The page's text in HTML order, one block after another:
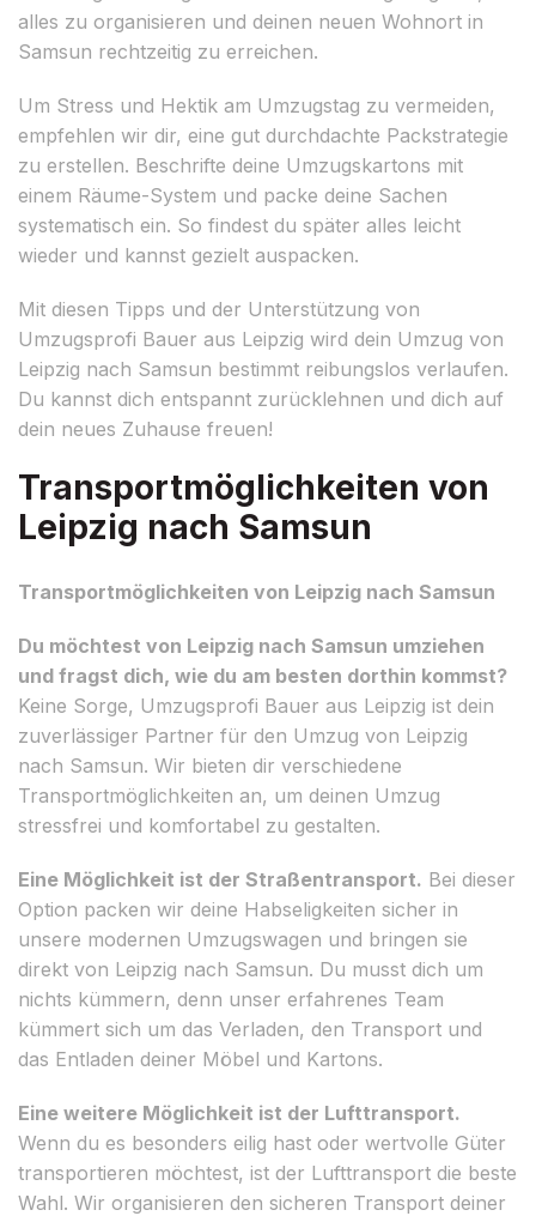
alles zu organisieren und deinen neuen Wohnort in
Samsun rechtzeitig zu erreichen.
Um Stress und Hektik am Umzugstag zu vermeiden,
empfehlen wir dir, eine gut durchdachte Packstrategie
zu erstellen. Beschrifte deine Umzugskartons mit
einem Räume-System und packe deine Sachen
systematisch ein. So findest du später alles leicht
wieder und kannst gezielt auspacken.
Mit diesen Tipps und der Unterstützung von
Umzugsprofi Bauer aus Leipzig wird dein Umzug von
Leipzig nach Samsun bestimmt reibungslos verlaufen.
Du kannst dich entspannt zurücklehnen und dich auf
dein neues Zuhause freuen!
Transportmöglichkeiten von
Leipzig nach Samsun
Transportmöglichkeiten von Leipzig nach Samsun
Du möchtest von Leipzig nach Samsun umziehen
und fragst dich, wie du am besten dorthin kommst?
Keine Sorge, Umzugsprofi Bauer aus Leipzig ist dein
zuverlässiger Partner für den Umzug von Leipzig
nach Samsun. Wir bieten dir verschiedene
Transportmöglichkeiten an, um deinen Umzug
stressfrei und komfortabel zu gestalten.
Eine Möglichkeit ist der Straßentransport. Bei dieser
Option packen wir deine Habseligkeiten sicher in
unsere modernen Umzugswagen und bringen sie
direkt von Leipzig nach Samsun. Du musst dich um
nichts kümmern, denn unser erfahrenes Team
kümmert sich um das Verladen, den Transport und
das Entladen deiner Möbel und Kartons.
Eine weitere Möglichkeit ist der Lufttransport.
Wenn du es besonders eilig hast oder wertvolle Güter
transportieren möchtest, ist der Lufttransport die beste
Wahl. Wir organisieren den sicheren Transport deiner